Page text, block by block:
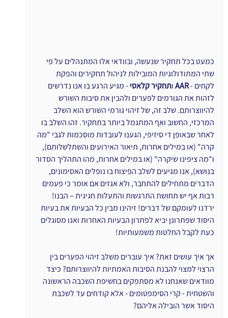
כמעט בכל תחקיר שנעשה, ובוודאי אלו המתנהלים על פי
שתי המתודולוגיות המובילות לניהול תחקירים והפקת
לקחים - AAR ותחקיר קלאסי - מגיע הרגע בו אנו נדרשים
לזהות את הגורמים לפערים ולהבין את סיבות השורש
להיווצרותם. שלב זה, של זיהוי גורמי השורש הוא השלב
המרכזי, החשוב ואף המתגמל ביותר בתחקיר. זהו השלב בו
לאחר שבאופן די סיזיפי, הגענו לעובדות מוסכמות לגבי "מה
קרה" (או במילים אחרות, תיאור האירועים והשתלשלותם),
ו"מה ציפינו שיקרה" (או במילים אחרות, מהו התהליך הסדור
בנושא), אנו מגיעים לשלב הפיצוח בו נופלים האסימונים,
הדברים מתחילים להתחבר, ולא אגזים אם אומר כי פעמים
רבות אף יש תחושת התרגשות והתעלות חגיגית – הבנו!
ירדנו לעומקם של דברים! זיהינו מבין כל הבעיות את בעיות
היסוד שפתרונן יביא לפתרון הבעיות האחרות ואנו מסוגלים
כעת לקבל החלטות משמעותיות!
אך איך עושים זאת? איך עוברים משלב זיהוי הפערים בין
הרצוי למצוי להבנת הסיבות האמתיות להיווצרותם? כיצד
מוודאים שאנחנו לא מסתפקים בחשיפת השכבה הראשונה
והשטחית - קרי הסימפטומים - אלא קודחים עד לשכבת
היסוד אשר הובילה אליהם?